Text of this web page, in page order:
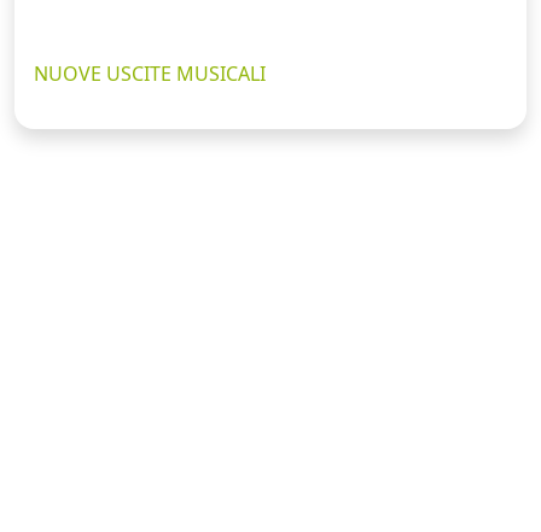
NUOVE USCITE MUSICALI